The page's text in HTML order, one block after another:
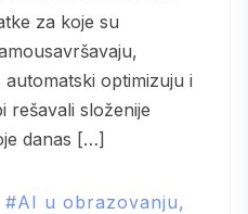
za koje su
optimizuju i
rešavali složenije
danas […]
AI u obrazovanju